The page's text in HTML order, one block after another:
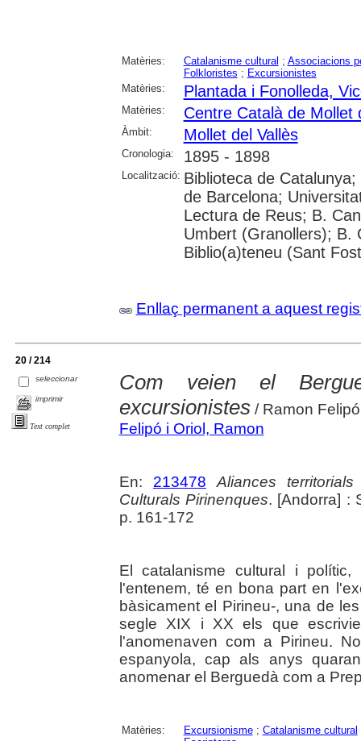
Matèries: Catalanisme cultural ; Associacions
Folkloristes ; Excursionistes
Matèries:
Plantada i Fonolleda,
Matèries: Centre Català de Mollet
Àmbit: Mollet del Vallès
Cronologia: 1895 - 1898
Localització: Biblioteca de
de Barcelona;
Lectura de Reus; B.
Umbert (Granollers); B.
Biblio(a)teneu (Sant
Enllaç permanent a aquest
20 / 214
seleccionar
imprimir
Text complet
Com veien el
excursionistes/ Ramon
Felipó i Oriol, Ramon
En: 213478
Aliances
Culturals Pirinenques. [Andorra] :
p. 161-172
El catalanisme cultural i
l'entenem, té en bona part en
bàsicament el Pirineu-, una de
segle XIX i XX els que
l'anomenaven com a Pirineu.
espanyola, cap als anys
anomenar el Berguedà com a
Matèries: Excursionisme; Catalanisme cultural